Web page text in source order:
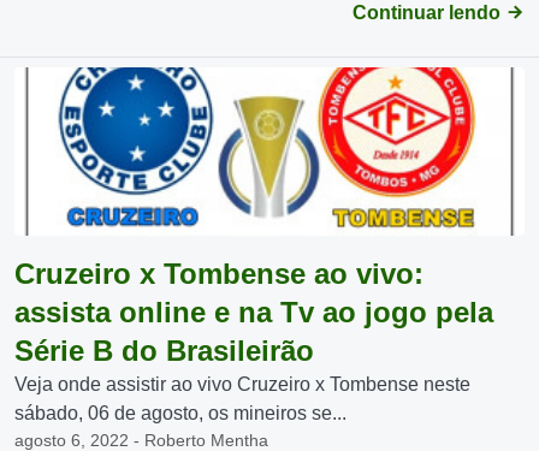
Continuar lendo
Cruzeiro x Tombense ao vivo:
assista online e na Tv ao jogo pela
Série B do Brasileirão
Veja onde assistir ao vivo Cruzeiro x Tombense neste
sábado, 06 de agosto, os mineiros se...
agosto 6, 2022 - Roberto Mentha